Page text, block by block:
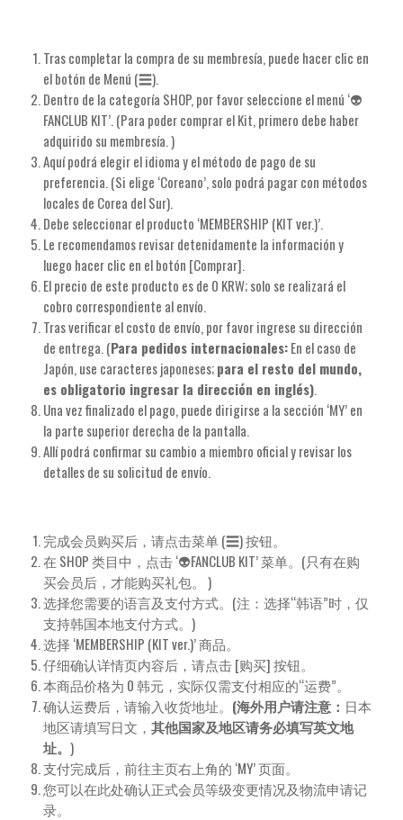
Tras completar la compra de su membresía, puede hacer clic en
el botón de Menú (☰).
Dentro de la categoría SHOP, por favor seleccione el menú ‘👽
FANCLUB KIT’. (Para poder comprar el Kit, primero debe haber
adquirido su membresía. )
Aquí podrá elegir el idioma y el método de pago de su
preferencia. (Si elige ‘Coreano’, solo podrá pagar con métodos
locales de Corea del Sur).
Debe seleccionar el producto ‘MEMBERSHIP (KIT ver.)’.
Le recomendamos revisar detenidamente la información y
luego hacer clic en el botón [Comprar].
El precio de este producto es de 0 KRW; solo se realizará el
cobro correspondiente al envío.
Tras verificar el costo de envío, por favor ingrese su dirección
de entrega. (Para pedidos internacionales:En el caso de
Japón, use caracteres japoneses;para el resto del mundo,
es obligatorio ingresar la dirección en inglés).
Una vez finalizado el pago, puede dirigirse a la sección ‘MY’ en
la parte superior derecha de la pantalla.
Allí podrá confirmar su cambio a miembro oficial y revisar los
detalles de su solicitud de envío.
完成会员购买后，请点击菜单 (☰) 按钮。
在 SHOP 类目中，点击 ‘👽FANCLUB KIT’ 菜单。(只有在购
买会员后，才能购买礼包。 )
选择您需要的语言及支付方式。(注：选择“韩语”时，仅
支持韩国本地支付方式。)
选择 ‘MEMBERSHIP (KIT ver.)’ 商品。
仔细确认详情页内容后，请点击 [购买] 按钮。
本商品价格为 0 韩元，实际仅需支付相应的“运费”。
确认运费后，请输入收货地址。 (海外用户请注意： 日本
地区请填写日文， 其他国家及地区请务必填写英文地
址。 )
支付完成后，前往主页右上角的 ‘MY’ 页面。
您可以在此处确认正式会员等级变更情况及物流申请记
录。